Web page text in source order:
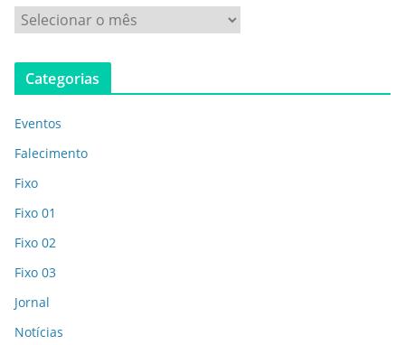
Categorias
Eventos
Falecimento
Fixo
Fixo 01
Fixo 02
Fixo 03
Jornal
Notícias